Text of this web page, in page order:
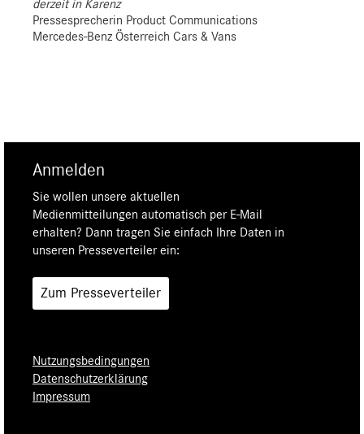
derzeit in Karenz
Pressesprecherin Product Communications
Mercedes-Benz Österreich Cars & Vans
Anmelden
Sie wollen unsere aktuellen
Medienmitteilungen automatisch per E-Mail
erhalten? Dann tragen Sie einfach Ihre Daten in
unseren Presseverteiler ein:
Zum Presseverteiler
Nutzungsbedingungen
Datenschutzerklärung
Impressum